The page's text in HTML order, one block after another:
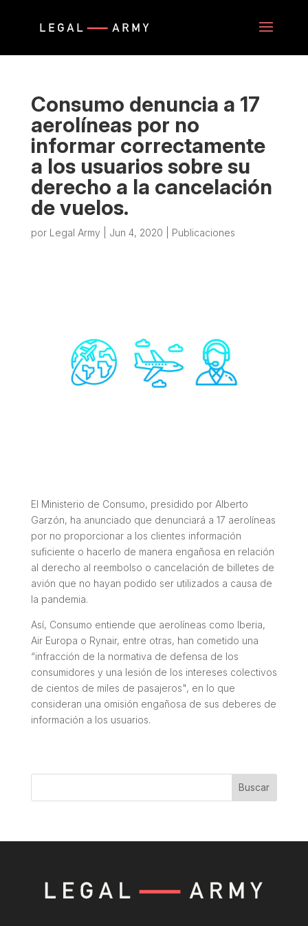
Consumo denuncia a 17
aerolíneas por no
informar correctamente
a los usuarios sobre su
derecho a la cancelación
de vuelos.
por Legal Army Jun 4, 2020 Publicaciones
El Ministerio de Consumo, presidido por Alberto
Garzón, ha anunciado que denunciará a 17 aerolíneas
por no proporcionar a los clientes información
suficiente o hacerlo de manera engañosa en relación
al derecho al reembolso o cancelación de billetes de
avión que no hayan podido ser utilizados a causa de
la pandemia.
Así, Consumo entiende que aerolíneas como Iberia,
Air Europa o Rynair, entre otras, han cometido una
“infracción de la normativa de defensa de los
consumidores y una lesión de los intereses colectivos
de cientos de miles de pasajeros", en lo que
consideran una omisión engañosa de sus deberes de
información a los usuarios.
Buscar